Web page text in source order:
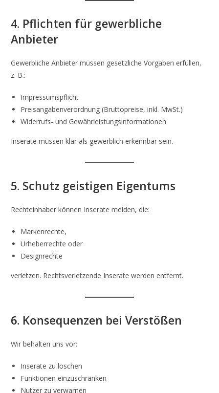
4. Pflichten für gewerbliche
Anbieter
Gewerbliche Anbieter müssen gesetzliche Vorgaben erfüllen,
z. B.:
Impressumspflicht
Preisangabenverordnung (Bruttopreise, inkl. MwSt.)
Widerrufs- und Gewährleistungsinformationen
Inserate müssen klar als gewerblich erkennbar sein.
5. Schutz geistigen Eigentums
Rechteinhaber können Inserate melden, die:
Markenrechte,
Urheberrechte oder
Designrechte
verletzen. Rechtsverletzende Inserate werden entfernt.
6. Konsequenzen bei Verstößen
Wir behalten uns vor:
Inserate zu löschen
Funktionen einzuschränken
Nutzer zu verwarnen